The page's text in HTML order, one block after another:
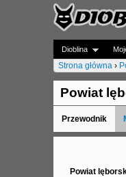
Dioblina
J
e
s
Strona główna ›
Powiat
Przewodnik
Powiat